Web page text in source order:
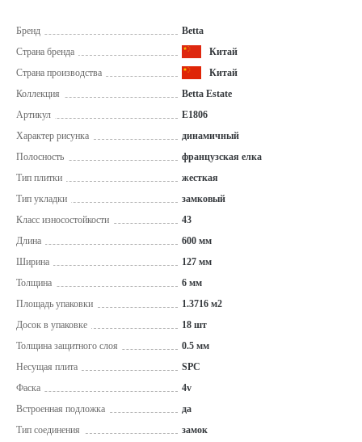
Бренд
Betta
Страна бренда
Китай
Страна производства
Китай
Коллекция
Betta Estate
Артикул
E1806
Характер рисунка
динамичный
Полосность
французская елка
Тип плитки
жесткая
Тип укладки
замковый
Класс износостойкости
43
Длина
600 мм
Ширина
127 мм
Толщина
6 мм
Площадь упаковки
1.3716 м2
Досок в упаковке
18 шт
Толщина защитного слоя
0.5 мм
Несущая плита
SPC
Фаска
4v
Встроенная подложка
да
Тип соединения
замок